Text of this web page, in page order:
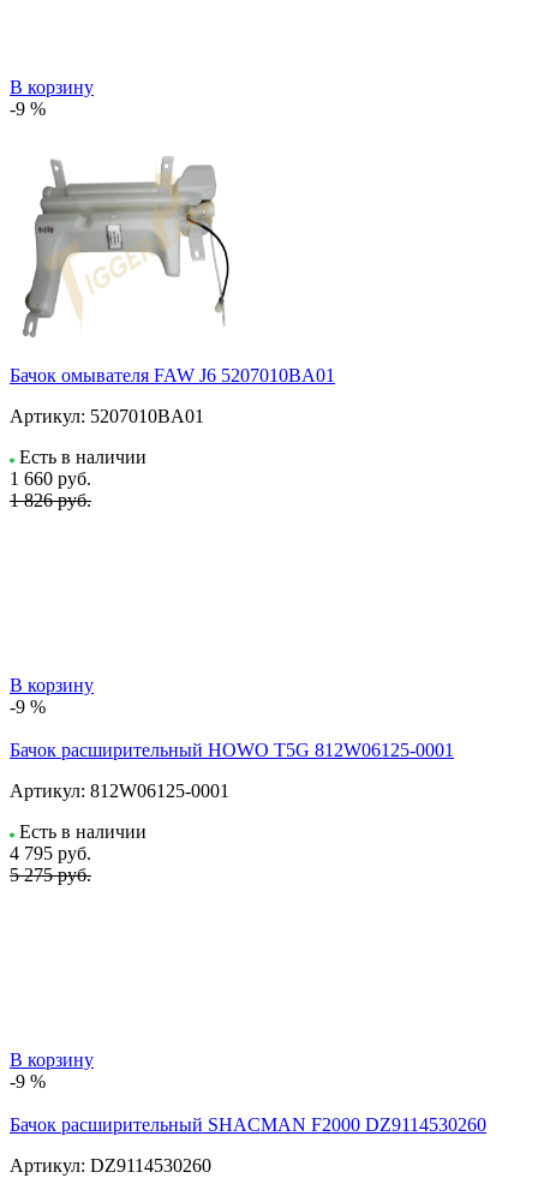
В корзину
-9 %
Бачок омывателя FAW J6 5207010BA01
Артикул: 5207010BA01
Есть в наличии
1 660 руб.
1 826 руб.
В корзину
-9 %
Бачок расширительный HOWO T5G 812W06125-0001
Артикул: 812W06125-0001
Есть в наличии
4 795 руб.
5 275 руб.
В корзину
-9 %
Бачок расширительный SHACMAN F2000 DZ9114530260
Артикул: DZ9114530260